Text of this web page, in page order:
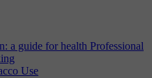
a guide for health Professional
Use